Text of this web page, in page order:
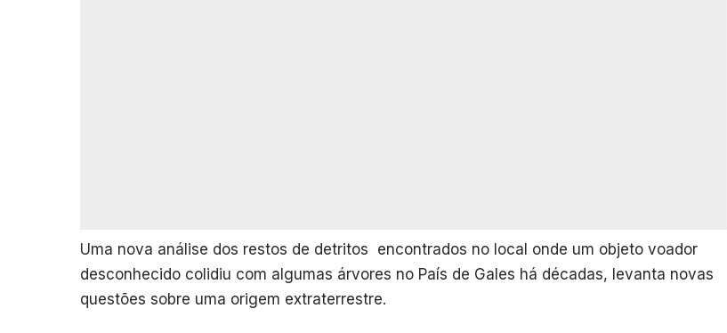
Uma nova análise dos restos de detritos encontrados no local onde um objeto voador
desconhecido colidiu com algumas árvores no País de Gales há décadas, levanta novas
questões sobre uma origem extraterrestre.